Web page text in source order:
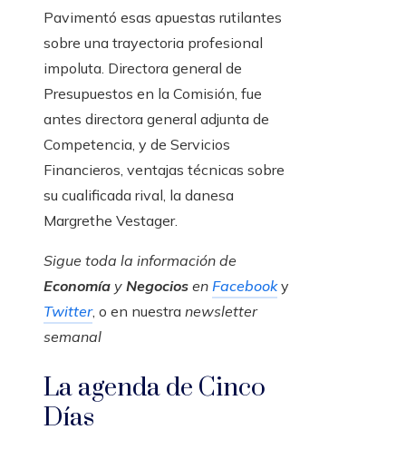
Pavimentó esas apuestas rutilantes
sobre una trayectoria profesional
impoluta. Directora general de
Presupuestos en la Comisión, fue
antes directora general adjunta de
Competencia, y de Servicios
Financieros, ventajas técnicas sobre
su cualificada rival, la danesa
Margrethe Vestager.
Sigue toda la información de
Economía y Negocios en Facebooky
Twitter, o en nuestra newsletter
semanal
La agenda de Cinco
Días